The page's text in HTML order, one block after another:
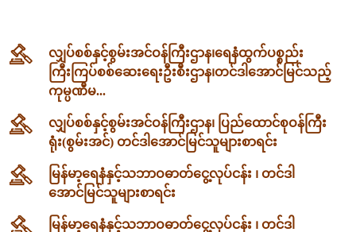
လျှပ်စစ်နှင့်စွမ်းအင်ဝန်ကြီးဌာန၊‌ရေနံထွက်ပစ္စည်း
ကြီးကြပ်စစ်ဆေးရေးဦးစီးဌာန၊တင်ဒါအောင်မြင်သည့်
ကုမ္ပဏီမ...
လျှပ်စစ်နှင့်စွမ်းအင်ဝန်ကြီးဌာန၊ ပြည်ထောင်စုဝန်ကြီး
ရုံး(စွမ်းအင်) တင်ဒါအောင်မြင်သူများစာရင်း
မြန်မာ့ရေနံနှင့်သဘာဝဓာတ်ငွေ့လုပ်ငန်း ၊ တင်ဒါ
အောင်မြင်သူများစာရင်း
မြန်မာ့ရေနံနှင့်သဘာဝဓာတ်ငွေ့လုပ်ငန်း ၊ တင်ဒါ